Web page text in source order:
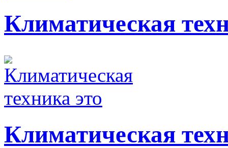
Климатическая
Климатическая